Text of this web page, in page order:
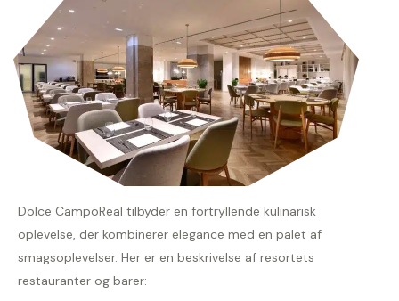
Dolce CampoReal tilbyder en fortryllende kulinarisk
oplevelse, der kombinerer elegance med en palet af
smagsoplevelser. Her er en beskrivelse af resortets
restauranter og barer: